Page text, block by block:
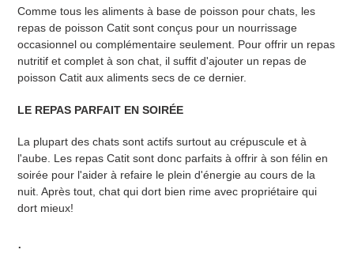
Comme tous les aliments à base de poisson pour chats, les
repas de poisson Catit sont conçus pour un nourrissage
occasionnel ou complémentaire seulement. Pour offrir un repas
nutritif et complet à son chat, il suffit d'ajouter un repas de
poisson Catit aux aliments secs de ce dernier.
LE REPAS PARFAIT EN SOIRÉE
La plupart des chats sont actifs surtout au crépuscule et à
l'aube. Les repas Catit sont donc parfaits à offrir à son félin en
soirée pour l'aider à refaire le plein d'énergie au cours de la
nuit. Après tout, chat qui dort bien rime avec propriétaire qui
dort mieux!
.